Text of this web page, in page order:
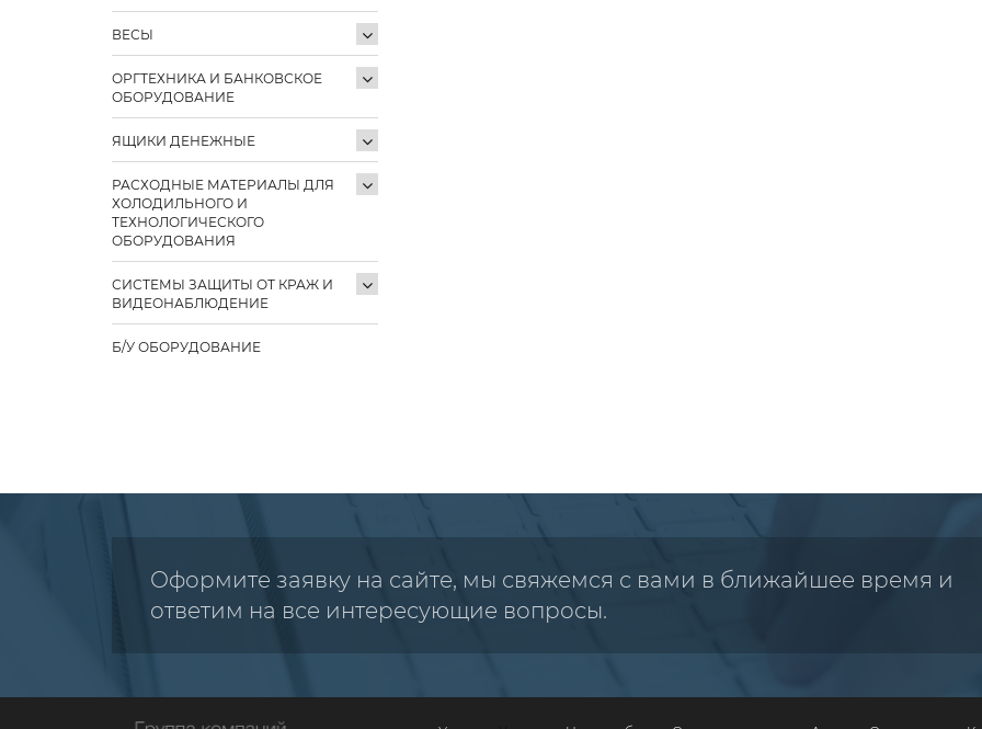
ВЕСЫ
ОРГТЕХНИКА И БАНКОВСКОЕ
ОБОРУДОВАНИЕ
ЯЩИКИ ДЕНЕЖНЫЕ
РАСХОДНЫЕ МАТЕРИАЛЫ ДЛЯ
ХОЛОДИЛЬНОГО И
ТЕХНОЛОГИЧЕСКОГО
ОБОРУДОВАНИЯ
СИСТЕМЫ ЗАЩИТЫ ОТ КРАЖ И
ВИДЕОНАБЛЮДЕНИЕ
Б/У ОБОРУДОВАНИЕ
Оформите заявку на сайте, мы свяжемся с вами в ближайшее время и
ответим на все интересующие вопросы.